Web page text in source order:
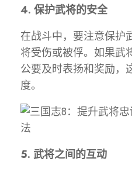
4. 保护武将的安全
在战斗中，要注意保护
将受伤或被俘。如果武
公要及时表扬和奖励，
度。
5. 武将之间的互动